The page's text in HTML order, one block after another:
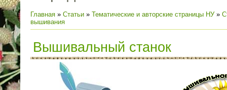
Главная » Статьи » Тематические и авторские страницы НУ»
вышивания
Вышивальный станок